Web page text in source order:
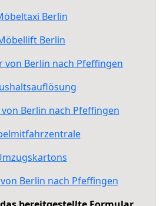
Berlin
Berlin
von Berlin nach Pfeffingen
Berlin nach Pfeffingen
Berlin nach Pfeffingen